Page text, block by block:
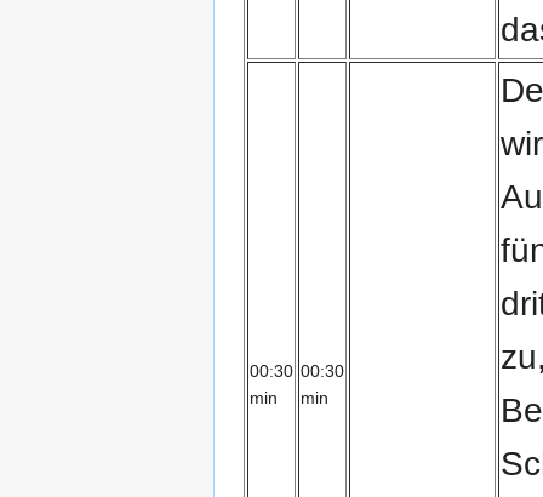
00:30
min
00:30
min